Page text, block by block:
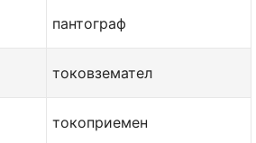
пантограф
токовземател
токоприемен